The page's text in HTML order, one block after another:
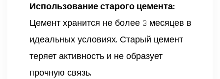
Использование старого цемента:
Цемент хранится не более 3 месяцев в
идеальных условиях. Старый цемент
теряет активность и не образует
прочную связь.